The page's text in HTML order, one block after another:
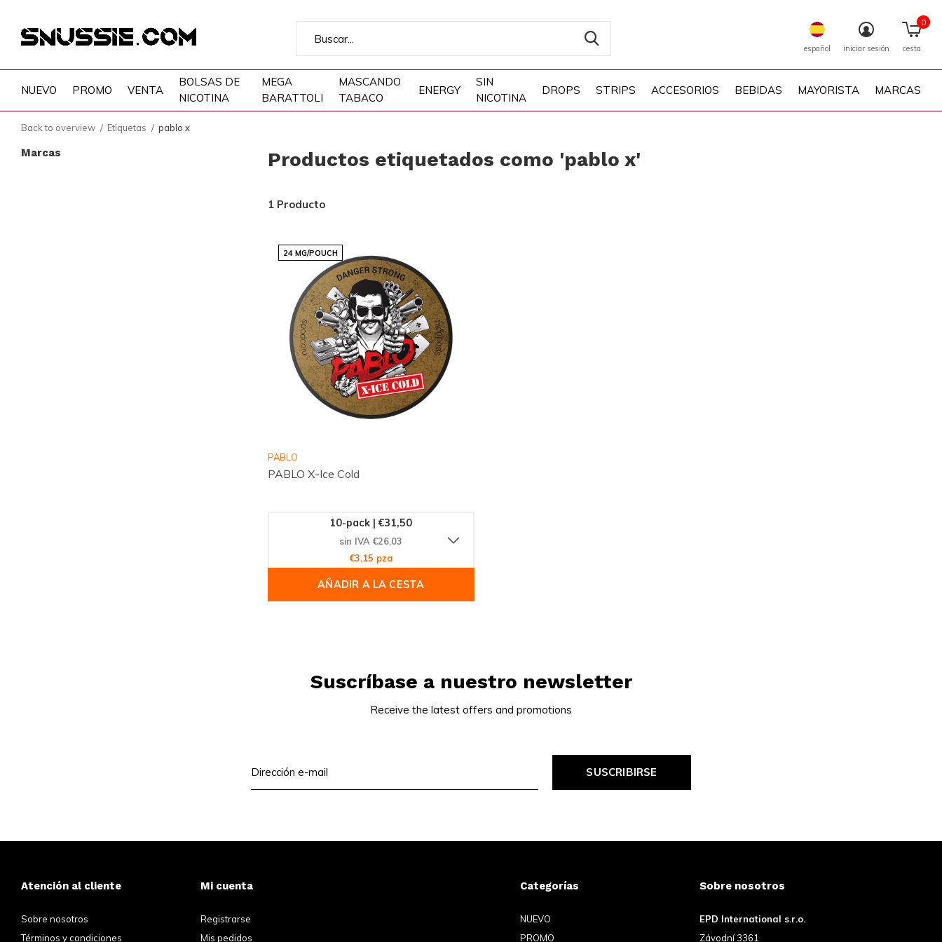
NUEVO PROMO VENTA
BOLSAS DE
NICOTINA
MEGA
BARATTOLI
MASCANDO
TABACO
ENERGY
SIN
NICOTINA
DROPS STRIPS ACCESORIOS BEBIDAS MAYORISTA MARCAS
español iniciar sesión cesta
0
Back to overview Etiquetas pablo x
Marcas Productos etiquetados como 'pablo x'
1 Producto
24 MG/POUCH
PABLO
PABLO X-Ice Cold
10-pack | €31,50
sin IVA €26,03
€3,15 pza
AÑADIR A LA CESTA
Suscríbase a nuestro newsletter
Receive the latest offers and promotions
SUSCRIBIRSE
Atención al cliente
Sobre nosotros
Términos y condiciones
Mi cuenta
Registrarse
Mis pedidos
Categorías
NUEVO
PROMO
Sobre nosotros
EPD International s.r.o.
Závodní 3361